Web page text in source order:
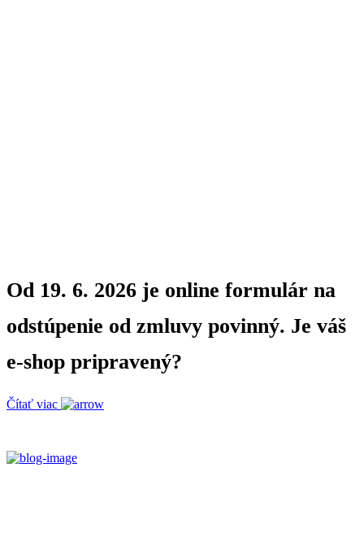
Od 19. 6. 2026 je online formulár na
odstúpenie od zmluvy povinný. Je váš
e-shop pripravený?
Čítať viac